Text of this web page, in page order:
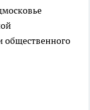
общественного